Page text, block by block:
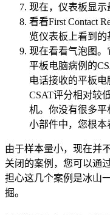
现在，仪表板显示
看看First Contact
览仪表板上看到的
现在看看气泡图
平板电脑病例的
电话接收的平板
CSAT评分相对较
机。你没有很多平
小部件中，您根本
由于样本量小，现在并
关闭的案例，您可以通
担心这几个案例是冰山
掘。